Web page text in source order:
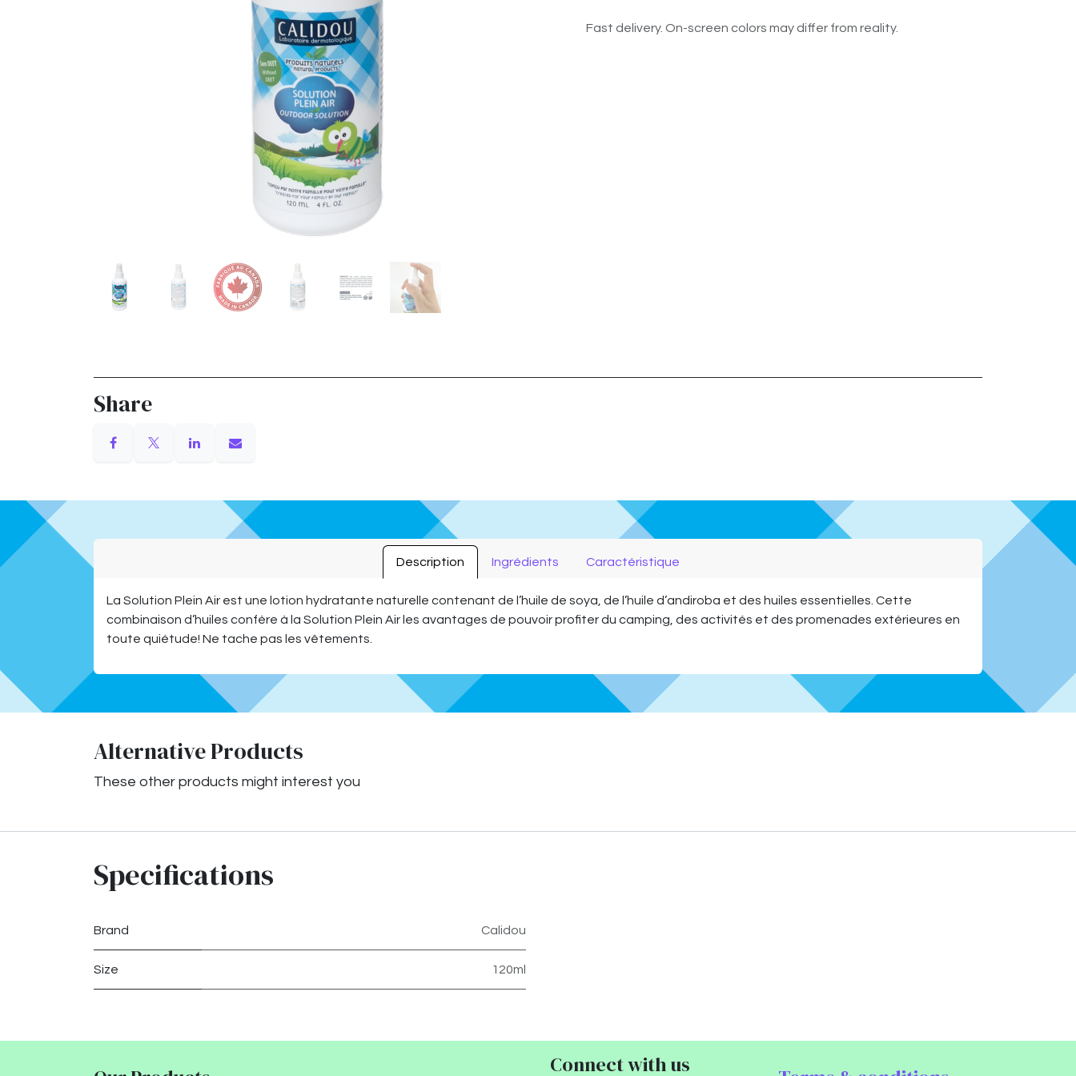
Fast delivery. On-screen colors may differ from reality.
Share
Description Ingrédients Caractéristique
La Solution Plein Air est une lotion hydratante naturelle contenant de l’huile de soya, de l’huile d’andiroba et des huiles essentielles. Cette
combinaison d’huiles confère à la Solution Plein Air les avantages de pouvoir profiter du camping, des activités et des promenades extérieures en
toute quiétude! Ne tache pas les vêtements.
Alternative Products
These other products might interest you
Specifications
Brand Calidou
Size 120ml
Connect with us